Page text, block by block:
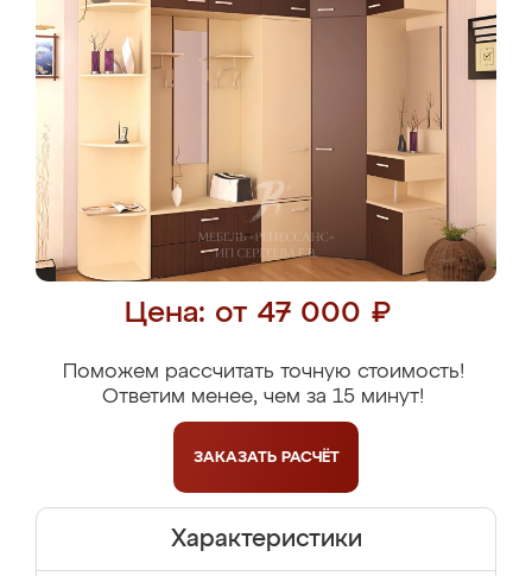
Цена: от 47 000 ₽
Поможем рассчитать точную стоимость!
Ответим менее, чем за 15 минут!
ЗАКАЗАТЬ РАСЧЁТ
Характеристики